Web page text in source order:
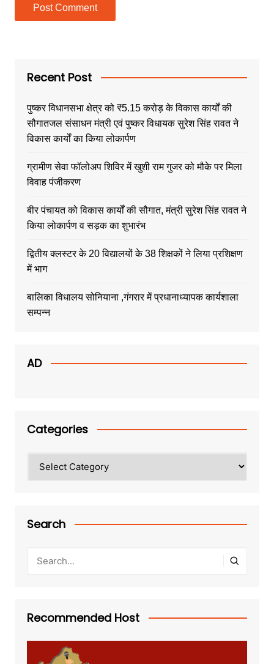
Recent Post
पुष्कर विधानसभा क्षेत्र को ₹5.15 करोड़ के विकास कार्यों की
सौगातजल संसाधन मंत्री एवं पुष्कर विधायक सुरेश सिंह रावत ने
विकास कार्यों का किया लोकार्पण
ग्रामीण सेवा फॉलोअप शिविर में खुशी राम गुजर को मौके पर मिला
विवाह पंजीकरण
बीर पंचायत को विकास कार्यों की सौगात, मंत्री सुरेश सिंह रावत ने
किया लोकार्पण व सड़क का शुभारंभ
द्वितीय क्लस्टर के 20 विद्यालयों के 38 शिक्षकों ने लिया प्रशिक्षण
में भाग
बालिका विधालय सोनियाना ,गंगरार में प्रधानाध्यापक कार्यशाला
सम्पन्न
AD
Categories
Search
Recommended Host